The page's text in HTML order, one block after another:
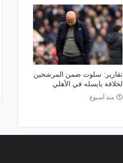
تقارير: سلوت ضمن المرشحين
لخلافة يايسله في الأهلي
منذ أسبوع